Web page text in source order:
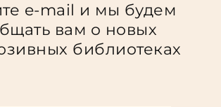
e-mail и мы будем
вам о новых
библиотеках